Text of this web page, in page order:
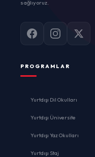
sağlıyoruz.
PROGRAMLAR
Yurtdışı Dil Okulları
Yurtdışı Üniversite
Yurtdışı Yaz Okulları
Yurtdışı Staj